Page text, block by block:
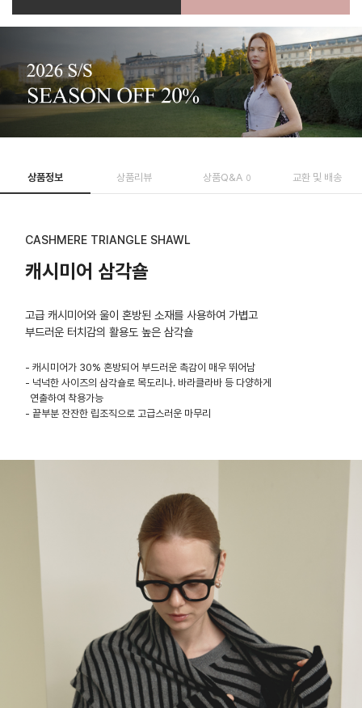
상품정보 상품리뷰 상품Q&A 0 교환 및 배송
CASHMERE TRIANGLE SHAWL
캐시미어 삼각숄
고급 캐시미어와 울이 혼방된 소재를 사용하여 가볍고
부드러운 터치감의 활용도 높은 삼각숄
- 캐시미어가 30% 혼방되어 부드러운 촉감이 매우 뛰어남
- 넉넉한 사이즈의 삼각숄로 목도리나. 바라클라바 등 다양하게
연출하여 착용가능
- 끝부분 잔잔한 립조직으로 고급스러운 마무리